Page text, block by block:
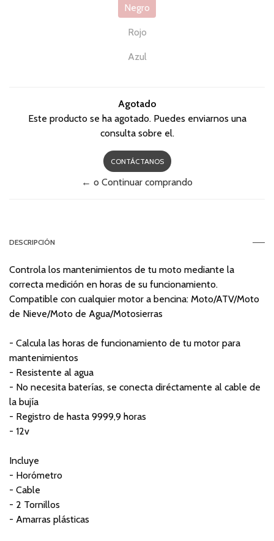
Negro
Rojo
Azul
Agotado
Este producto se ha agotado. Puedes enviarnos una
consulta sobre el.
CONTÁCTANOS
← o Continuar comprando
DESCRIPCIÓN
Controla los mantenimientos de tu moto mediante la
correcta medición en horas de su funcionamiento.
Compatible con cualquier motor a bencina: Moto/ATV/Moto
de Nieve/Moto de Agua/Motosierras
- Calcula las horas de funcionamiento de tu motor para
mantenimientos
- Resistente al agua
- No necesita baterías, se conecta diréctamente al cable de
la bujía
- Registro de hasta 9999,9 horas
- 12v
Incluye
- Horómetro
- Cable
- 2 Tornillos
- Amarras plásticas